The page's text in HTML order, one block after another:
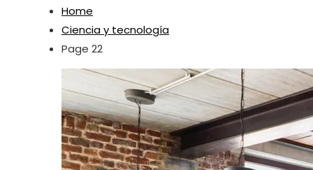
Home
Ciencia y tecnología
Page 22